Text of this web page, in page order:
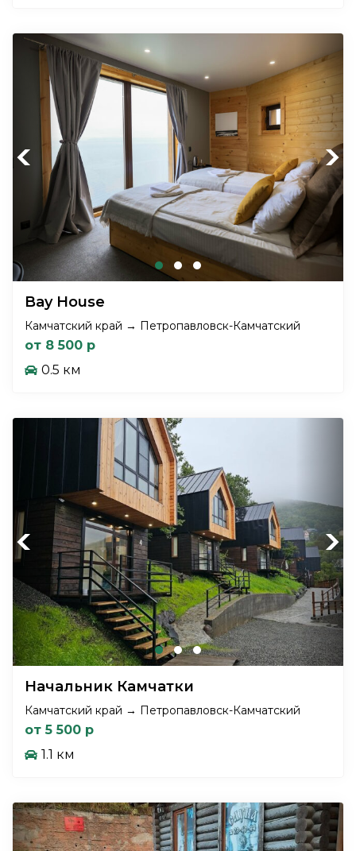
Previous Next
Bay House
Камчатский край → Петропавловск-Камчатский
от 8 500 р
0.5 км
Previous Next
Начальник Камчатки
Камчатский край → Петропавловск-Камчатский
от 5 500 р
1.1 км